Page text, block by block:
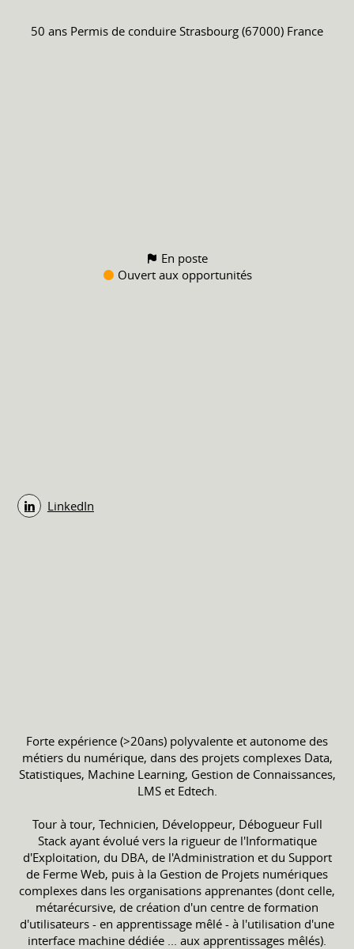
50 ans Permis de conduire Strasbourg (67000) France
En poste
Ouvert aux opportunités
LinkedIn
Forte expérience (>20ans) polyvalente et autonome des
métiers du numérique, dans des projets complexes Data,
Statistiques, Machine Learning, Gestion de Connaissances,
LMS et Edtech.
Tour à tour, Technicien, Développeur, Débogueur Full
Stack ayant évolué vers la rigueur de l'Informatique
d'Exploitation, du DBA, de l'Administration et du Support
de Ferme Web, puis à la Gestion de Projets numériques
complexes dans les organisations apprenantes (dont celle,
métarécursive, de création d'un centre de formation
d'utilisateurs - en apprentissage mêlé - à l'utilisation d'une
interface machine dédiée ... aux apprentissages mêlés).